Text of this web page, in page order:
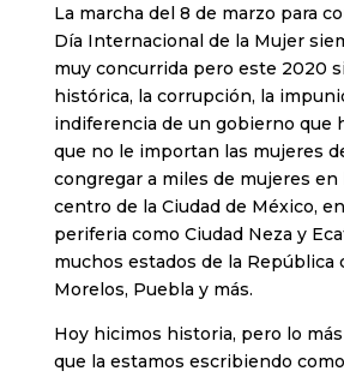
La marcha del 8 de marzo para
Día Internacional de la Mujer
muy concurrida pero este 2020
histórica, la corrupción, la
indiferencia de un gobierno que
que no le importan las mujeres
congregar a miles de mujeres en
centro de la Ciudad de México,
periferia como Ciudad Neza y
muchos estados de la República
Morelos, Puebla y más.
Hoy hicimos historia, pero lo
que la estamos escribiendo